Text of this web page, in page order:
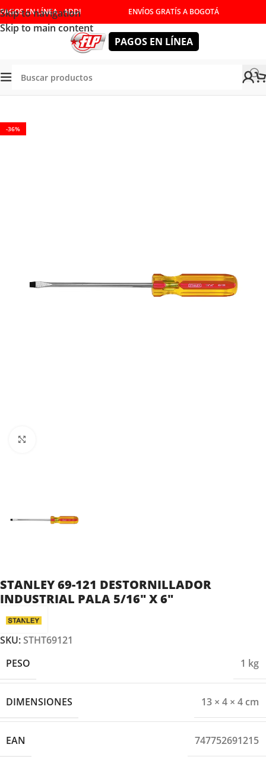
Skip to navigation
Skip to main content
PAGOS EN LÍNEA - ADDI ENVÍOS GRATÍS A BOGOTÁ
PAGOS EN LÍNEA
/DESTORNILLADORES Y LLAVES DESTORNILLADOR
-36%
STANLEY 69-121 DESTORNILLADOR
INDUSTRIAL PALA 5/16″ X 6″
SKU:STHT69121
PESO
1 kg
DIMENSIONES 13 × 4 × 4 cm
EAN 747752691215